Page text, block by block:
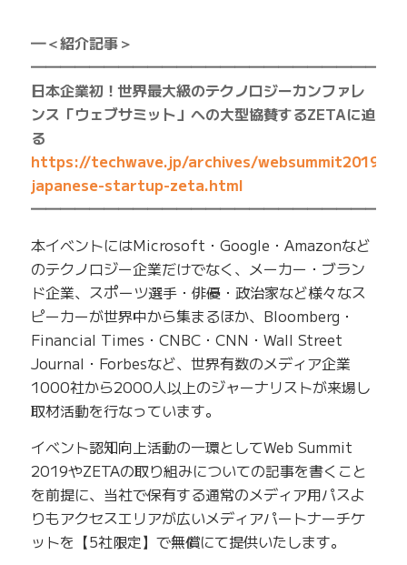
━＜紹介記事＞
━━━━━━━━━━━━━━━━━━━━━━━━━
日本企業初！世界最大級のテクノロジーカンファレ
ンス「ウェブサミット」への大型協賛するZETAに迫
る
https://techwave.jp/archives/websummit2019-
japanese-startup-zeta.html
本イベントにはMicrosoft・Google・Amazonなど
のテクノロジー企業だけでなく、メーカー・ブラン
ド企業、スポーツ選手・俳優・政治家など様々なス
ピーカーが世界中から集まるほか、Bloomberg・
Financial Times・CNBC・CNN・Wall Street
Journal・Forbesなど、世界有数のメディア企業
1000社から2000人以上のジャーナリストが来場し
取材活動を行なっています。
イベント認知向上活動の一環としてWeb Summit
2019やZETAの取り組みについての記事を書くこと
を前提に、当社で保有する通常のメディア用パスよ
りもアクセスエリアが広いメディアパートナーチケ
ットを【5社限定】で無償にて提供いたします。